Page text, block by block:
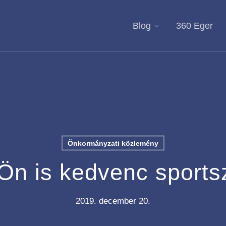
Blog 360 Eger
Önkormányzati közlemény
is kedvenc
2019. december 20.